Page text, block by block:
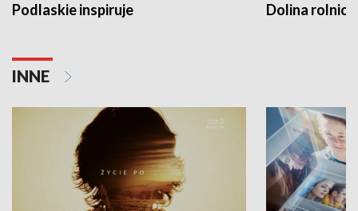
Podlaskie inspiruje Dolina
INNE